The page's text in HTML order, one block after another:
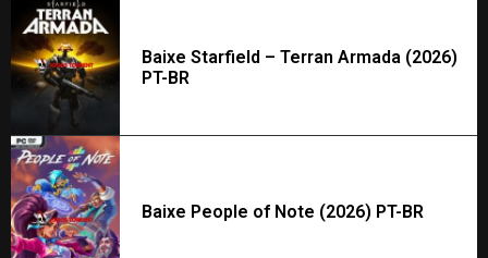
Baixe Starfield – Terran Armada (2026)
PT-BR
Baixe People of Note (2026) PT-BR